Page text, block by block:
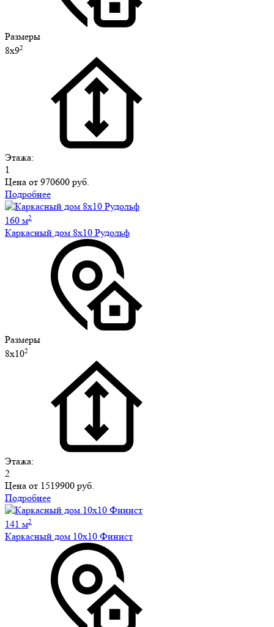
Размеры
8х92
Этажа:
1
Цена от 970600 руб.
Подробнее
160 м2
Каркасный дом 8х10 Рудольф
Размеры
8х102
Этажа:
2
Цена от 1519900 руб.
Подробнее
141 м2
Каркасный дом 10х10 Финист